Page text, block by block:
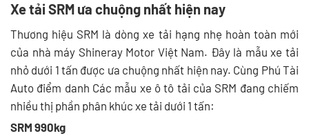
Xe tải SRM ưa chuộng nhất hiện nay
Thương hiệu SRM là dòng xe tải hạng nhẹ hoàn toàn mới
của nhà máy Shineray Motor Việt Nam. Đây là mẫu xe tải
nhỏ dưới 1 tấn được ưa chuộng nhất hiện nay. Cùng Phú Tài
Auto điểm danh Các mẫu xe ô tô tải của SRM đang chiếm
nhiều thị phần phân khúc xe tải dưới 1 tấn:
SRM 990kg